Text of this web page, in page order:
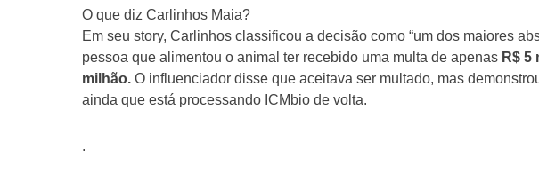
O que diz Carlinhos Maia?
Em seu story, Carlinhos classificou a decisão como “um dos maiores
pessoa que alimentou o animal ter recebido uma multa de apenas R$ 5
milhão. O influenciador disse que aceitava ser multado, mas
ainda que está processando ICMbio de volta.
.